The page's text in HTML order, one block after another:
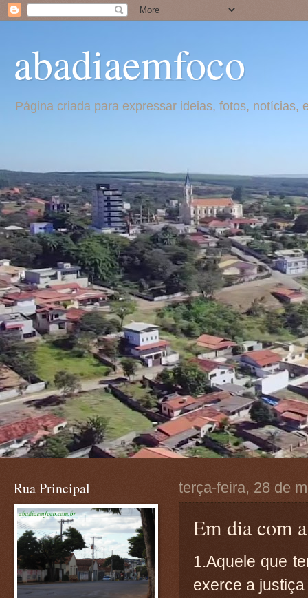
abadiaemfoco
Página criada para expressar ideias, fotos,
terça-feira, 28 de
Em dia com
1.Aquele que
exerce a
Rua Principal